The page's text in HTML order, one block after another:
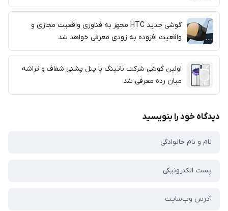
گوشی جدید HTC مجهز به فناوری واقعیت مجازی و
واقعیت افزوده به زودی معرفی خواهد شد
اولین گوشی شرکت ناتینگ با پنل پشتی شفاف و تراشه
میان رده معرفی شد
دیدگاه خود را بنویسید